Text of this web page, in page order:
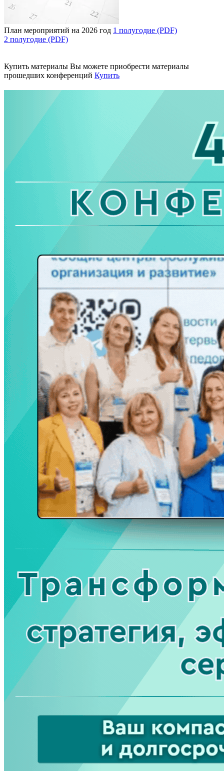
План мероприятий на 2026 год 1 полугодие (PDF)
2 полугодие (PDF)
Купить материалы Вы можете приобрести материалы
прошедших конференций Купить